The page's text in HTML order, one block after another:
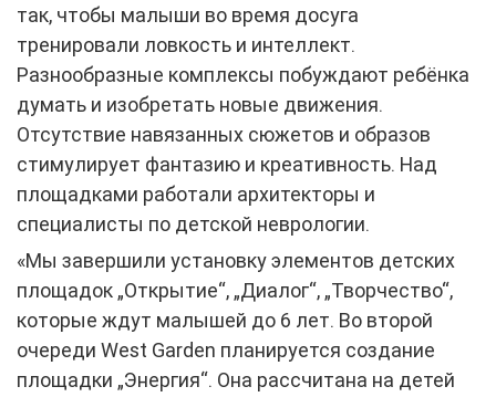
так, чтобы малыши во время досуга
тренировали ловкость и интеллект.
Разнообразные комплексы побуждают ребёнка
думать и изобретать новые движения.
Отсутствие навязанных сюжетов и образов
стимулирует фантазию и креативность. Над
площадками работали архитекторы и
специалисты по детской неврологии.
«Мы завершили установку элементов детских
площадок „Открытие“, „Диалог“, „Творчество“,
которые ждут малышей до 6 лет. Во второй
очереди West Garden планируется создание
площадки „Энергия“. Она рассчитана на детей